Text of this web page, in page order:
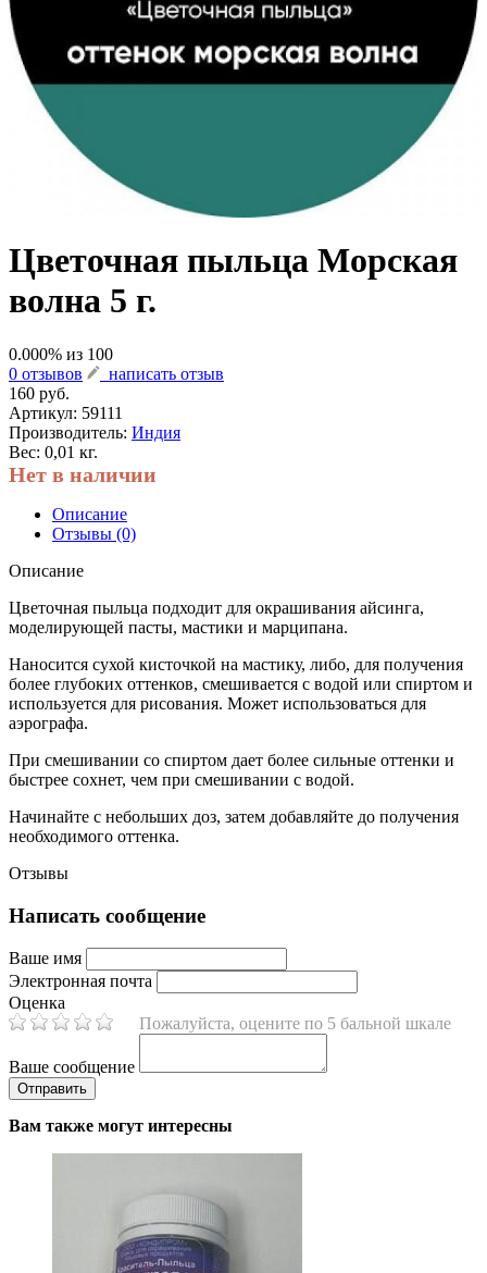
Цветочная пыльца Морская
волна 5 г.
0.000% из 100
0 отзывов
написать отзыв
160 руб.
Артикул: 59111
Производитель: Индия
Вес: 0,01 кг.
Нет в наличии
Описание
Отзывы (0)
Описание
Цветочная пыльца подходит для окрашивания айсинга,
моделирующей пасты, мастики и марципана.
Наносится сухой кисточкой на мастику, либо, для получения
более глубоких оттенков, смешивается с водой или спиртом и
используется для рисования. Может использоваться для
аэрографа.
При смешивании со спиртом дает более сильные оттенки и
быстрее сохнет, чем при смешивании с водой.
Начинайте с небольших доз, затем добавляйте до получения
необходимого оттенка.
Отзывы
Написать сообщение
Ваше имя
Электронная почта
Оценка
Пожалуйста, оцените по 5 бальной шкале
Ваше сообщение
Вам также могут интересны